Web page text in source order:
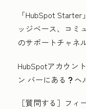
「HubSpot Starter
ッジベース、コミ
のサポートチャネ
HubSpotアカウン
ン バーにある question ヘ
［質問する］ フィ